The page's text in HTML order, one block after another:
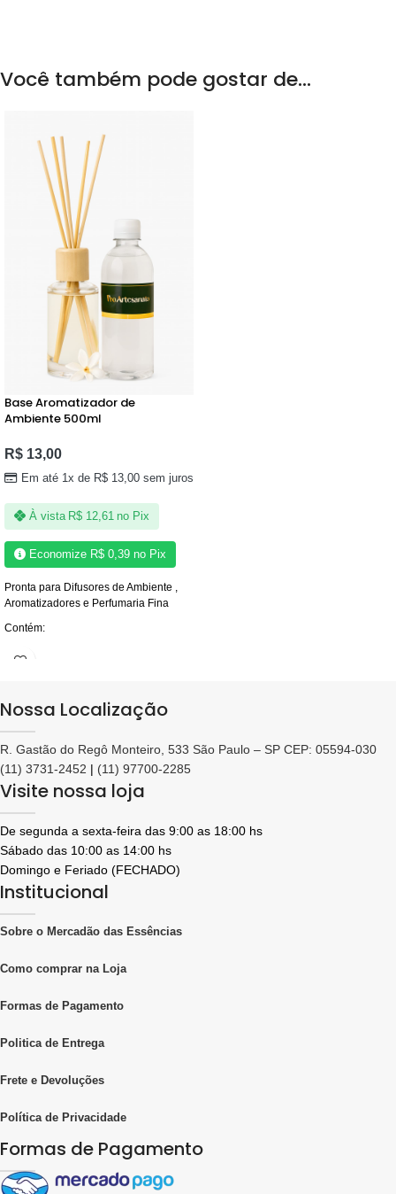
Você também pode gostar de…
Base Aromatizador de
Ambiente 500ml
R$ 13,00
Em até 1x de R$13,00sem juros
À vista R$12,61 no Pix
Economize R$0,39no Pix
Pronta para Difusores de Ambiente ,
Aromatizadores e Perfumaria Fina
Contém:
Para fazer Perfumes Pessoais ,
Faça Você Mesmo, seus Próprios
Aromatizadores de Ambiente ou
Lembrancinhas com o seu toque e seu
estilo , tudo isso com a melhor
Com essa Base, basta Acrescentar a
Contem álcool de cereais puro, Fixador
Importado Galaxolide, e
Dipropilenoglicol que é um anti
evaporante. Com esse anti evaporante
duram muito mais tempo.
AROMATIZADOR :
100 ML DE ESSÊNCIA DE SUA
NO NO NOSSO SITE
RECEITA PARA MEIO LITRO DE HOME
450 ML DE VEÍCULO
50 ML DE ESSÊNCIA DE SUA
PREFERÊNCIA .
Nossa Localização
R. Gastão do Regô Monteiro, 533 São Paulo – SP CEP: 05594-030
(11) 3731-2452 | (11) 97700-2285
Visite nossa loja
De segunda a sexta-feira das 9:00 as 18:00 hs
Sábado das 10:00 as 14:00 hs
Domingo e Feriado (FECHADO)
Institucional
Sobre o Mercadão das Essências
Como comprar na Loja
Formas de Pagamento
Politica de Entrega
Frete e Devoluções
Política de Privacidade
Formas de Pagamento